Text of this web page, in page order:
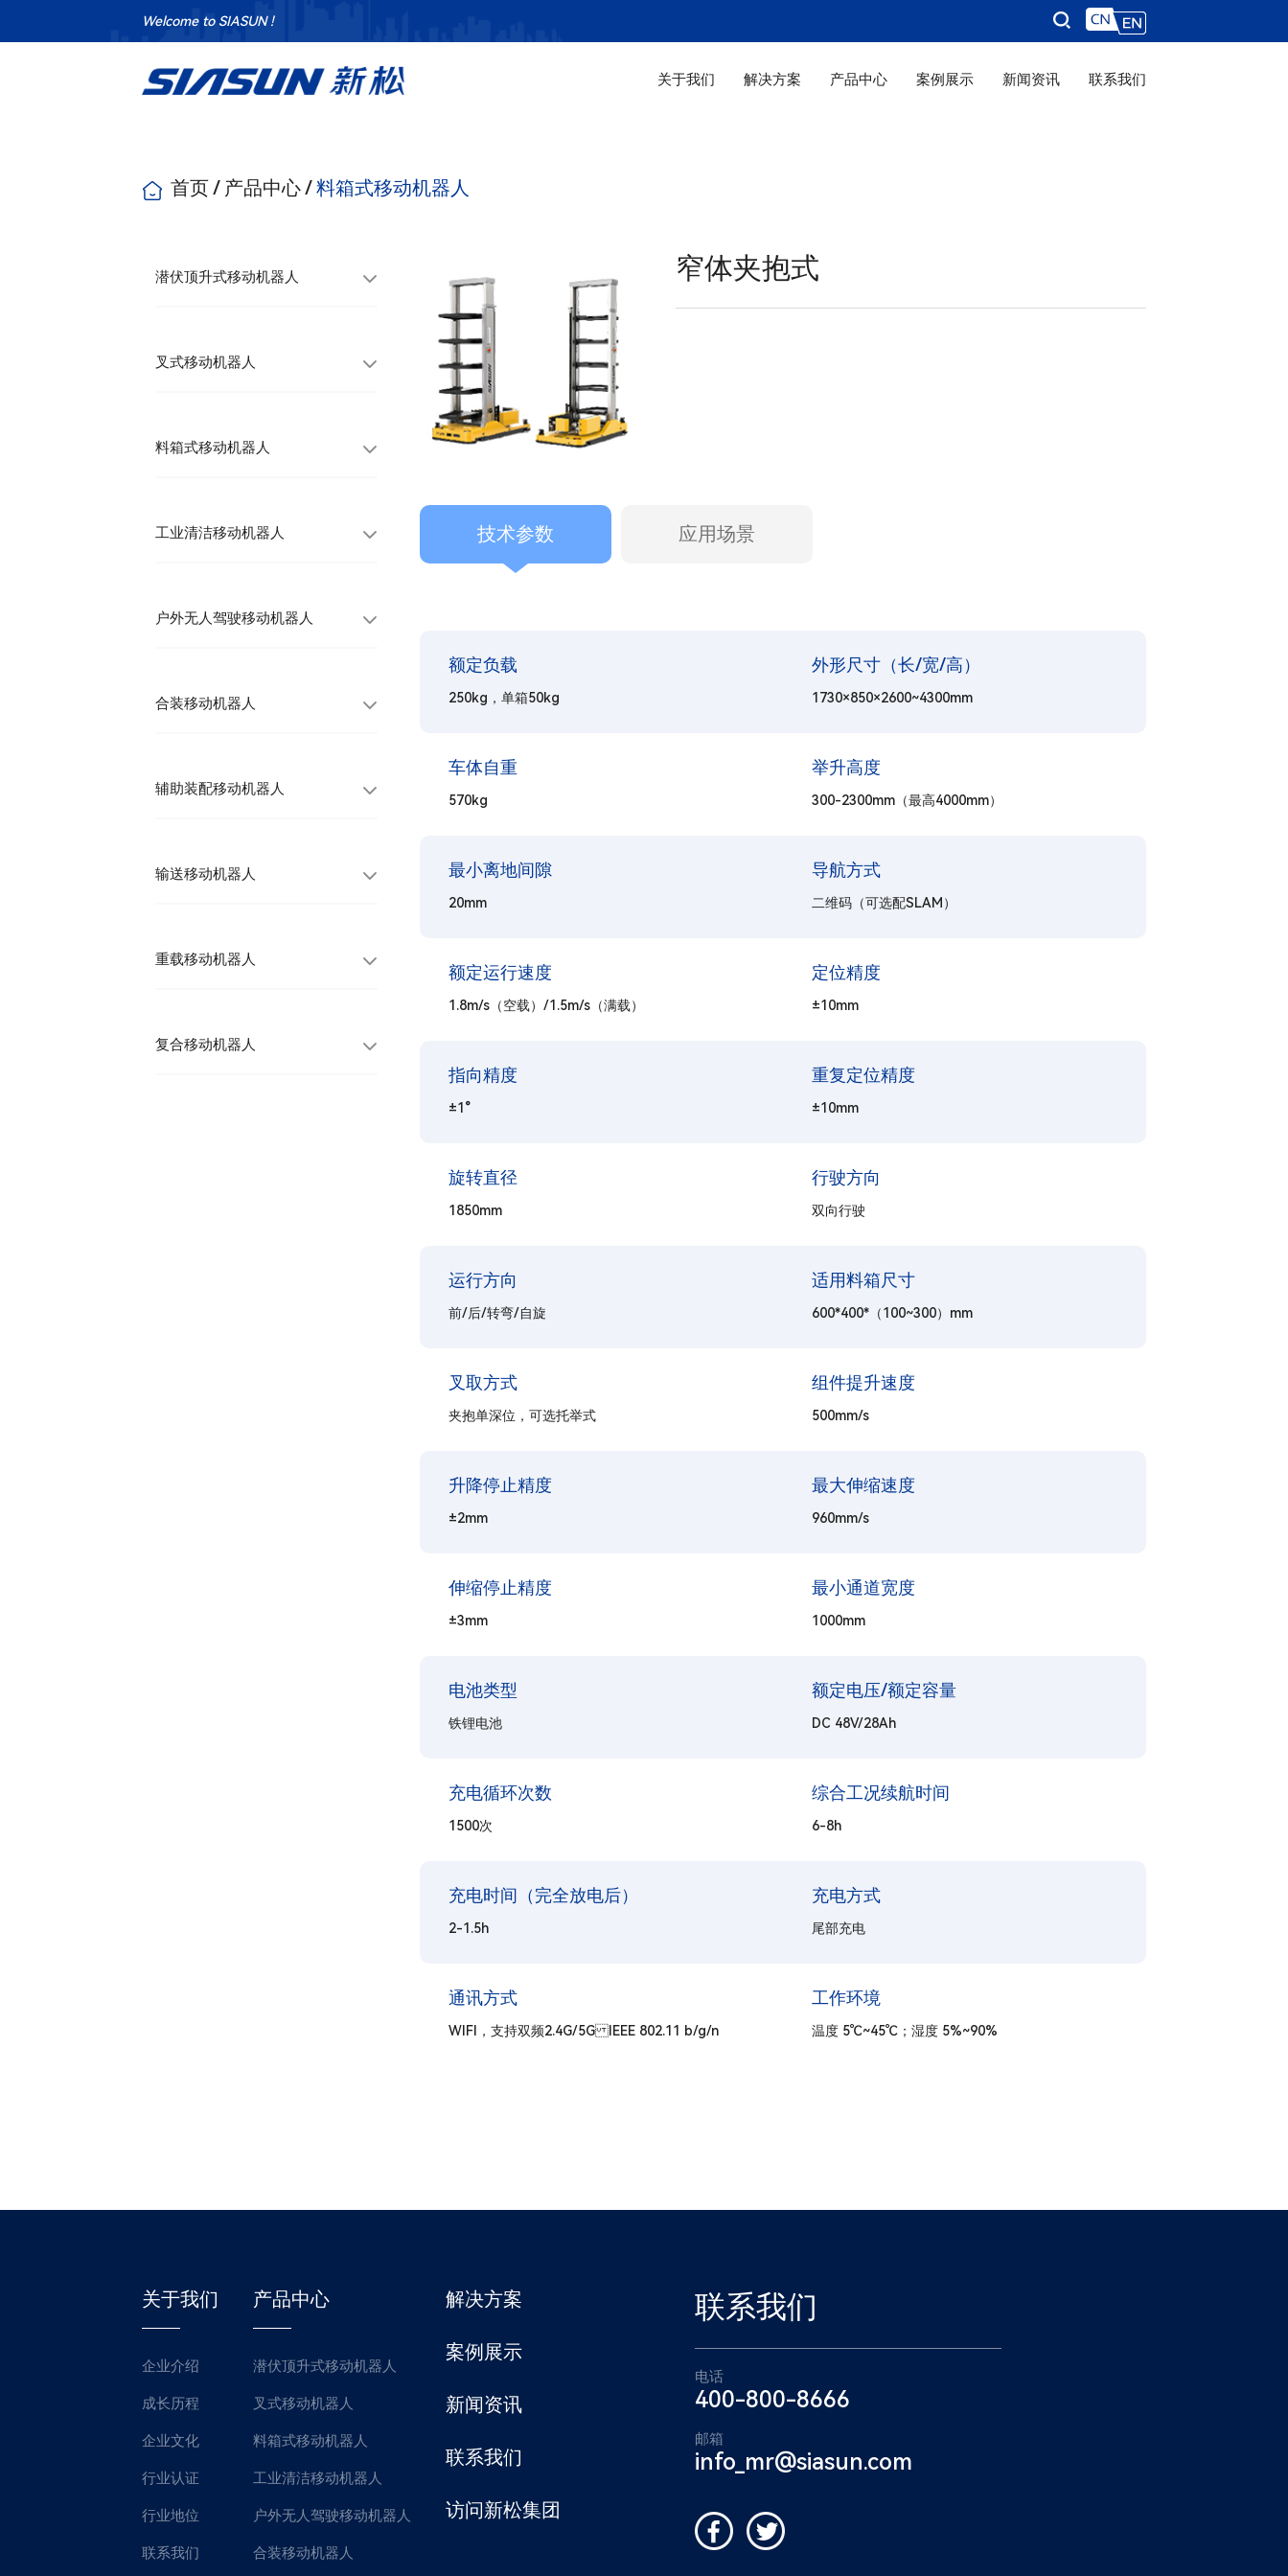
Welcome to SIASUN !
关于我们 解决方案 产品中心 案例展示 新闻资讯 联系我们
首页/ 产品中心/料箱式移动机器人
潜伏顶升式移动机器人
叉式移动机器人
料箱式移动机器人
工业清洁移动机器人
户外无人驾驶移动机器人
合装移动机器人
辅助装配移动机器人
输送移动机器人
重载移动机器人
复合移动机器人
窄体夹抱式
技术参数 应用场景
额定负载
250kg，单箱50kg
外形尺寸（长/宽/高）
1730×850×2600~4300mm
车体自重
570kg
举升高度
300-2300mm（最高4000mm）
最小离地间隙
20mm
导航方式
二维码（可选配SLAM）
额定运行速度
1.8m/s（空载）/1.5m/s（满载）
定位精度
±10mm
指向精度
±1°
重复定位精度
±10mm
旋转直径
1850mm
行驶方向
双向行驶
运行方向
前/后/转弯/自旋
适用料箱尺寸
600*400*（100~300）mm
叉取方式
夹抱单深位，可选托举式
组件提升速度
500mm/s
升降停止精度
±2mm
最大伸缩速度
960mm/s
伸缩停止精度
±3mm
最小通道宽度
1000mm
电池类型
铁锂电池
额定电压/额定容量
DC 48V/28Ah
充电循环次数
1500次
综合工况续航时间
6-8h
充电时间（完全放电后）
2-1.5h
充电方式
尾部充电
通讯方式
WIFI，支持双频2.4G/5G IEEE 802.11 b/g/n
工作环境
温度 5℃~45℃；湿度 5%~90%
关于我们
企业介绍
成长历程
企业文化
行业认证
行业地位
联系我们
产品中心
潜伏顶升式移动机器人
叉式移动机器人
料箱式移动机器人
工业清洁移动机器人
户外无人驾驶移动机器人
合装移动机器人
解决方案
案例展示
新闻资讯
联系我们
访问新松集团
联系我们
电话
400-800-8666
邮箱
info_mr@siasun.com